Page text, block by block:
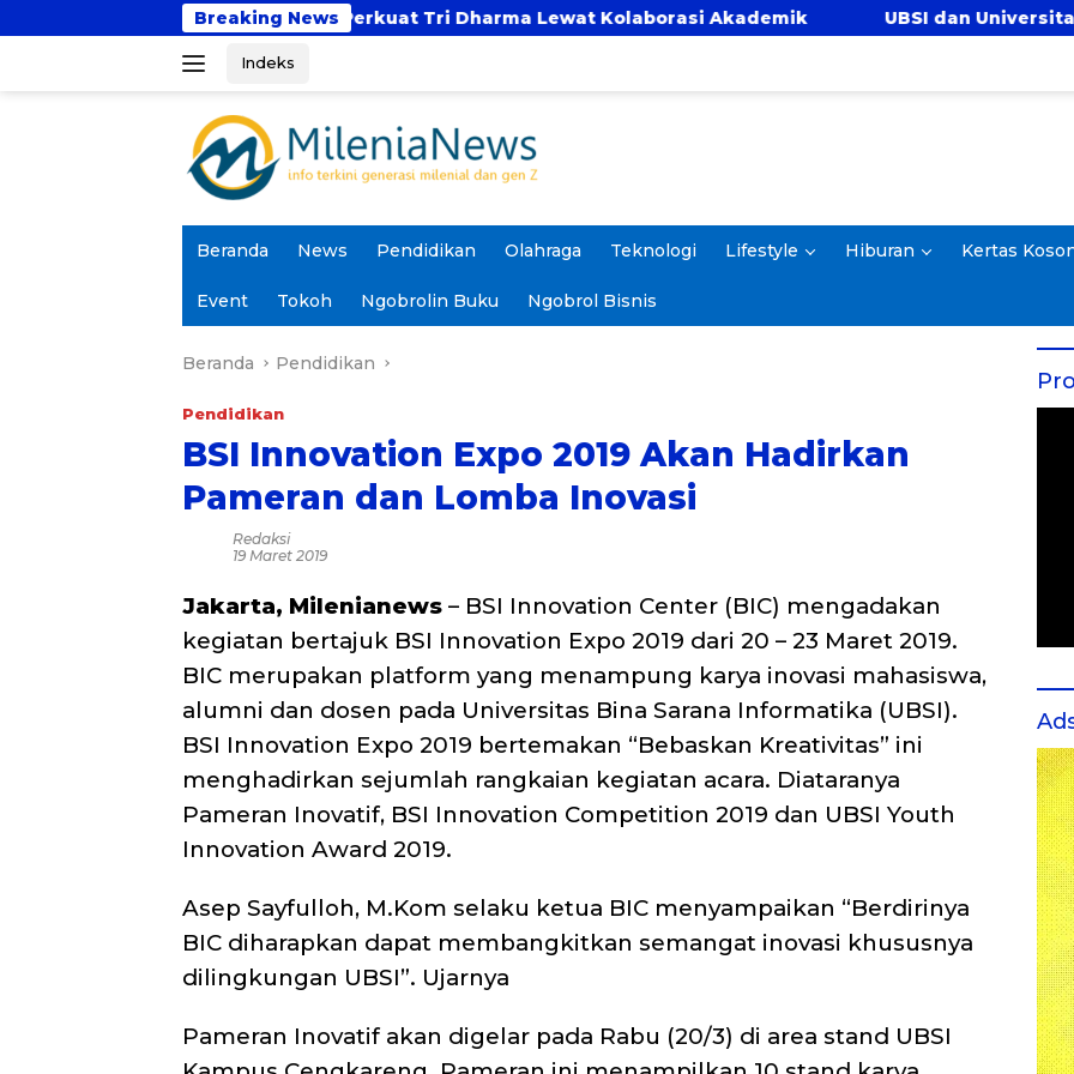
ke
Breaking News
dan UNTAN Perkuat Tri Dharma Lewat Kolaborasi Akademik UBSI dan Universitas Panca Bhakti
Indeks
Beranda News Pendidikan Olahraga Teknologi Lifestyle Hiburan Kertas
Event Tokoh Ngobrolin Buku Ngobrol Bisnis
Beranda Pendidikan
Pendidikan
BSI Innovation Expo 2019 Akan Hadirkan
Pameran dan Lomba Inovasi
Redaksi
19 Maret 2019
Jakarta, Milenianews – BSI Innovation Center (BIC) mengadakan
kegiatan bertajuk BSI Innovation Expo 2019 dari 20 – 23 Maret 2019.
BIC merupakan platform yang menampung karya inovasi mahasiswa,
alumni dan dosen pada Universitas Bina Sarana Informatika (UBSI).
BSI Innovation Expo 2019 bertemakan “Bebaskan Kreativitas” ini
menghadirkan sejumlah rangkaian kegiatan acara. Diataranya
Pameran Inovatif, BSI Innovation Competition 2019 dan UBSI Youth
Innovation Award 2019.
Asep Sayfulloh, M.Kom selaku ketua BIC menyampaikan “Berdirinya
BIC diharapkan dapat membangkitkan semangat inovasi khususnya
dilingkungan UBSI”. Ujarnya
Pameran Inovatif akan digelar pada Rabu (20/3) di area stand UBSI